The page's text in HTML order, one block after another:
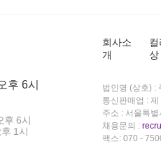
후 6시
후 6시
1시
회사소
개
컬
상
법인명 (상호) :
통신판매업 :
주소 : 서울특
채용문의 :
팩스: 070 -